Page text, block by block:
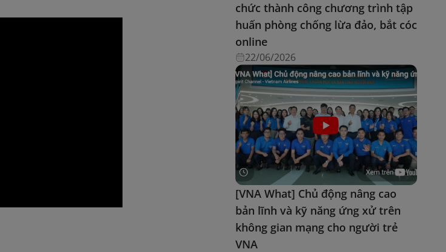
chức thành công chương trình tập
huấn phòng chống lừa đảo, bắt cóc
online
22/06/2026
[VNA What] Chủ động nâng cao
bản lĩnh và kỹ năng ứng xử trên
không gian mạng cho người trẻ
VNA